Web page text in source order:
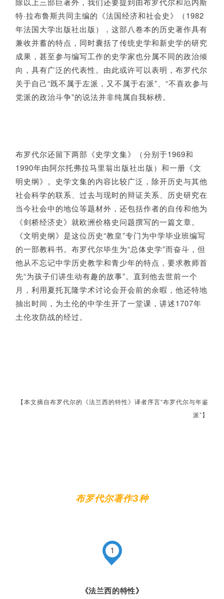
特·拉布鲁斯共同主编的《法国经济和社会史》（1982
年法国大学出版社出版），这部八卷本的历史著作具有
兼收并蓄的特点，同时囊括了传统史学和新史学的研究
成果，甚至参与编写工作的史学家也分属不同的政治倾
向，具有广泛的代表性。由此或许可以表明，布罗代尔
关于自己“既不属于左派，又不属于右派”、“不喜欢参与
党派的政治斗争”的说法并非纯属自我标榜。
布罗代尔还留下两部《史学文集》（分别于1969和
1990年由阿尔托弗拉马里翁出版社出版）和一册《文
明史纲》。史学文集的内容比较广泛，除开历史与其他
社会科学的联系、过去与现时的辩证关系、历史研究在
当今社会中的地位等题材外，还包括作者的自传和他为
《剑桥经济史》就欧洲价格史问题撰写的一篇文章。
《文明史纲》是这位历史“教皇”专门为中学毕业班编写
的一部教科书。布罗代尔毕生为“总体史学”而奋斗，但
他从不忘记中学历史教学和青少年的特点，要求教师首
先“为孩子们讲生动有趣的故事”。直到他去世前一个
月，利用夏托瓦隆学术讨论会开会前的余暇，他还特地
抽出时间，为土伦的中学生开了一堂课，讲述1707年
土伦攻防战的经过。
【本文摘自布罗代尔的《法兰西的特性》译者序言“布罗代尔与年鉴
派”】
布罗代尔著作3种
1
《法兰西的特性》